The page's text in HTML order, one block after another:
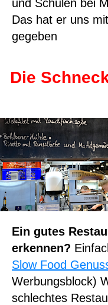
und Schulen bei
Das hat er uns
gegeben
Die
Ein gutes
erkennen?
Slow Food
Werbungsblock)
schlechtes